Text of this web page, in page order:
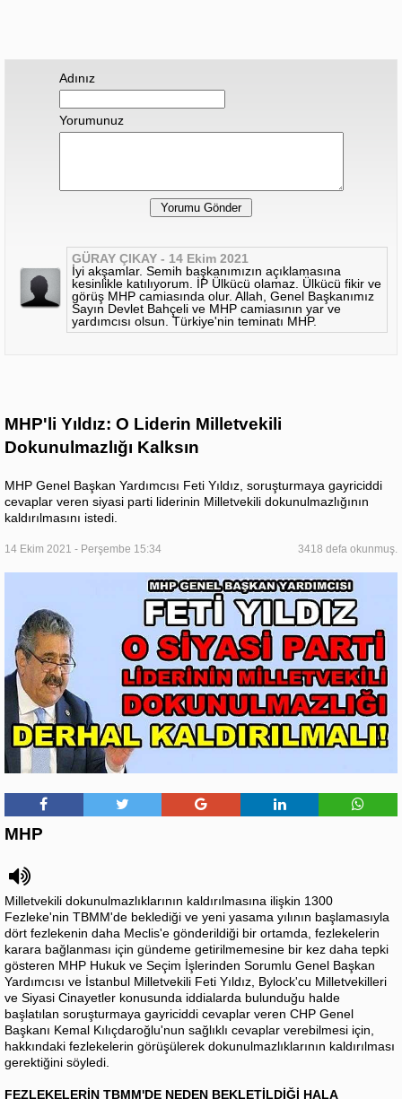
Adınız
Yorumunuz
GÜRAY ÇIKAY - 14 Ekim 2021
İyi akşamlar. Semih başkanımızın açıklamasına
kesinlikle katılıyorum. İP Ülkücü olamaz. Ülkücü fikir ve
görüş MHP camiasında olur. Allah, Genel Başkanımız
Sayın Devlet Bahçeli ve MHP camiasının yar ve
yardımcısı olsun. Türkiye'nin teminatı MHP.
MHP'li Yıldız: O Liderin Milletvekili
Dokunulmazlığı Kalksın
MHP Genel Başkan Yardımcısı Feti Yıldız, soruşturmaya gayriciddi
cevaplar veren siyasi parti liderinin Milletvekili dokunulmazlığının
kaldırılmasını istedi.
14 Ekim 2021 - Perşembe 15:34 3418 defa okunmuş.
MHP
Milletvekili dokunulmazlıklarının kaldırılmasına ilişkin 1300
Fezleke'nin TBMM'de beklediği ve yeni yasama yılının başlamasıyla
dört fezlekenin daha Meclis'e gönderildiği bir ortamda, fezlekelerin
karara bağlanması için gündeme getirilmemesine bir kez daha tepki
gösteren MHP Hukuk ve Seçim İşlerinden Sorumlu Genel Başkan
Yardımcısı ve İstanbul Milletvekili Feti Yıldız, Bylock'cu Milletvekilleri
ve Siyasi Cinayetler konusunda iddialarda bulunduğu halde
başlatılan soruşturmaya gayriciddi cevaplar veren CHP Genel
Başkanı Kemal Kılıçdaroğlu'nun sağlıklı cevaplar verebilmesi için,
hakkındaki fezlekelerin görüşülerek dokunulmazlıklarının kaldırılması
gerektiğini söyledi.
FEZLEKELERİN TBMM'DE NEDEN BEKLETİLDİĞİ HALA